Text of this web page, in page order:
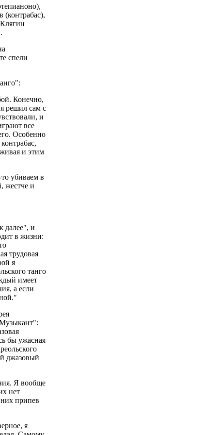
(контрабас),
спели
Конечно,
решил сам с
и
все
Особенно
и этим
убиваем в
жестче и
далее", и
в жизни:
трудовая
я
танго
имеет
а если
бы ужасная
джазовый
Я вообще
нет
припев
я